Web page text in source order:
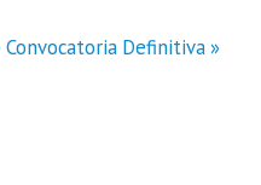
Definitiva »